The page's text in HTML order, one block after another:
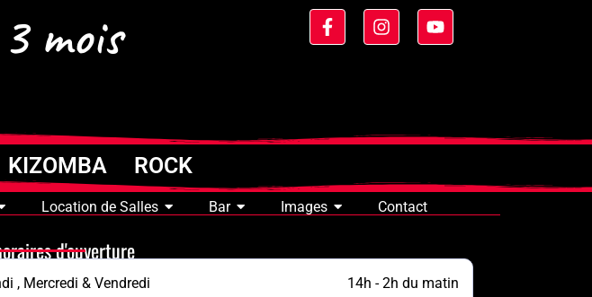
mois
ROCK
Location de Salles Bar Images Contact
d'ouverture
, Mercredi & Vendredi 14h - 2h du matin